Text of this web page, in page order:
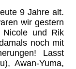
9 Jahre alt.
wir gestern
und Rik
noch mit
Lasst
Awan-Yuma,